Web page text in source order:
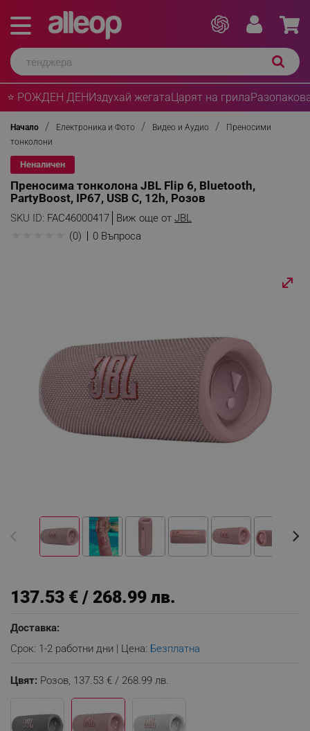
⭐ РОЖДЕН ДЕНИздухай жегатаЦарят на грила
Начало Електроника и Фото Видео и Аудио
Преносими
тонколони
Неналичен
Преносима тонколона JBL Flip 6, Bluetooth,
PartyBoost, IP67, USB C, 12h, Розов
SKU ID: FAC46000417 Виж още от JBL
(0) 0 Въпроса
137.53 € / 268.99 лв.
Доставка:
Срок: 1-2 работни дни | Цена: Безплатна
Цвят: Розов, 137.53 € / 268.99 лв.